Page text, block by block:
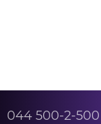
044 500-2-500